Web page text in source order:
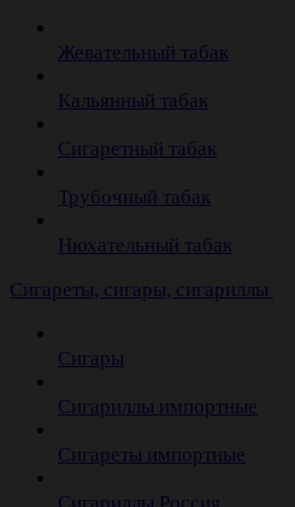
Жевательный табак
Кальянный табак
Сигаретный табак
Трубочный табак
Нюхательный табак
Cигареты, сигары, сигариллы
Сигары
Сигариллы импортные
Сигареты импортные